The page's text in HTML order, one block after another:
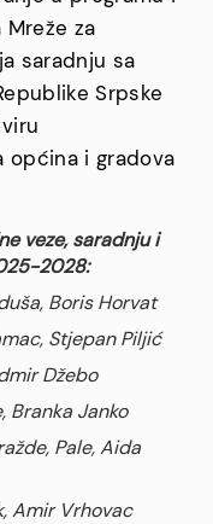
za
saradnju sa
Srpske
općina i gradova
veze, saradnju i
2028:
Boris Horvat
Stjepan Piljić
Džebo
Branka Janko
Pale, Aida
Amir Vrhovac